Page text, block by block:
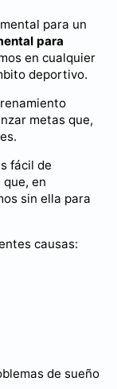
para un
para
en cualquier
deportivo.
metas que,
fácil de
en
sin ella para
causas:
de sueño